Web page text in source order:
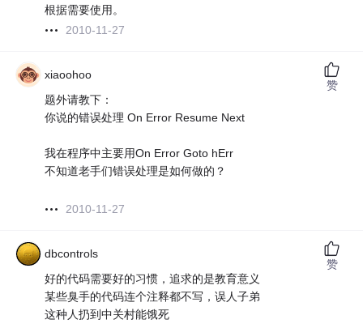
根据需要使用。
2010-11-27
xiaoohoo
题外请教下：
你说的错误处理 On Error Resume Next
我在程序中主要用On Error Goto hErr
不知道老手们错误处理是如何做的？
2010-11-27
赞
dbcontrols
好的代码需要好的习惯，追求的是教育意义
某些臭手的代码连个注释都不写，误人子弟
这种人扔到中关村能饿死
赞